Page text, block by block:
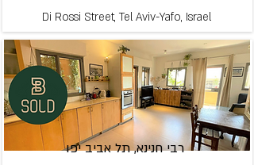
Di Rossi Street, Tel Aviv-Yafo, Israel
רבי חנינא, תל אביב יפו